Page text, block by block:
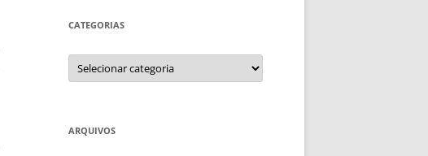
CATEGORIAS
Categorias
ARQUIVOS